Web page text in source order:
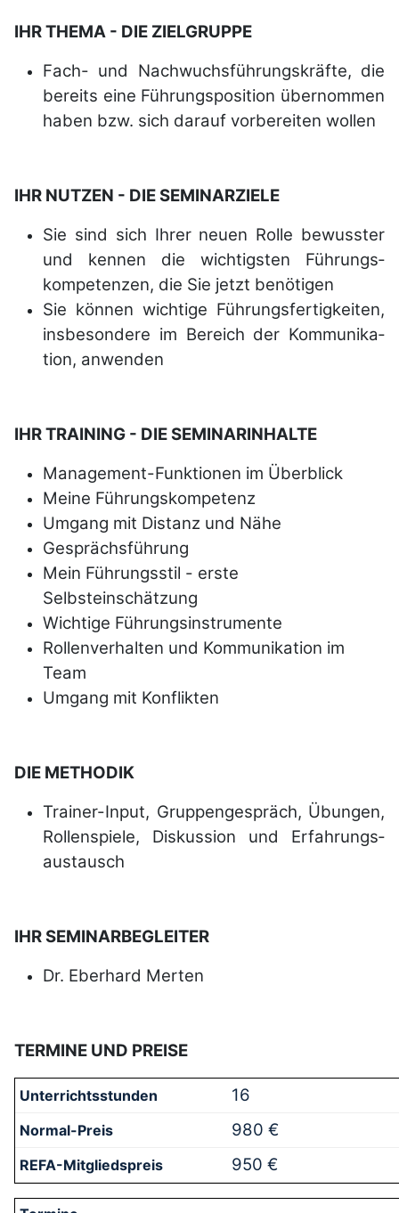
IHR THEMA - DIE ZIELGRUPPE
Fach- und Nachwuchs­füh­rungs­kräfte, die
be­reits eine Füh­rungs­position über­nommen
haben bzw. sich darauf vor­bereiten wollen
IHR NUTZEN - DIE SEMINARZIELE
Sie sind sich Ihrer neuen Rolle bewusster
und kennen die wich­tig­sten Füh­rungs­
kompe­tenzen, die Sie jetzt be­nötigen
Sie können wichtige Führungs­fertig­keiten,
insbe­sondere im Bereich der Kom­mu­ni­ka­
tion, an­wenden
IHR TRAINING - DIE SEMINARINHALTE
Management-Funktionen im Überblick
Meine Führungskompetenz
Umgang mit Distanz und Nähe
Gesprächsführung
Mein Führungsstil - erste
Selbsteinschätzung
Wichtige Führungsinstrumente
Rollenverhalten und Kommunikation im
Team
Umgang mit Konflikten
DIE METHODIK
Trainer-Input, Gruppen­gespräch, Übun­gen,
Rollen­spiele, Dis­kus­sion und Er­fah­rungs­
aus­tausch
IHR SEMINARBEGLEITER
Dr. Eberhard Merten
TERMINE UND PREISE
16
980 €
950 €